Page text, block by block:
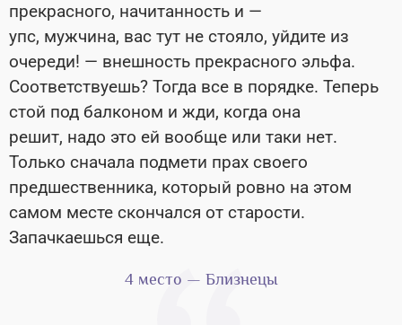
прекрасного, начитанность и —
упс, мужчина, вас тут не стояло, уйдите из
очереди! — внешность прекрасного эльфа.
Соответствуешь? Тогда все в порядке. Теперь
стой под балконом и жди, когда она
решит, надо это ей вообще или таки нет.
Только сначала подмети прах своего
предшественника, который ровно на этом
самом месте скончался от старости.
Запачкаешься еще.
4 место — Близнецы